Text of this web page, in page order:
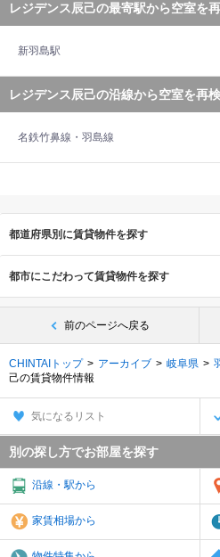
レジデンス辰己の最寄駅から空室を
新羽島駅
レジデンス辰己の沿線から空室を再
名鉄竹鼻線・羽島線
都道府県別に賃貸物件を探す
都市にこだわって賃貸物件を探す
前のページへ戻る
CHINTAIトップ アーカイブ 岐阜県
己の賃貸物件情報
気になるリスト
別の探し方でお部屋を探す
沿線・駅から
家賃相場から